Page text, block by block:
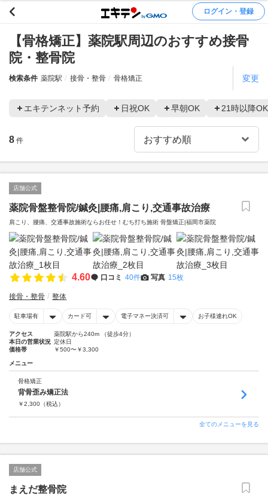
ログイン・登録
【骨格矯正】薬院駅周辺のおすすめ接骨
院・整骨院
検索条件 薬院駅 接骨・整骨 骨格矯正 変更
エキテンネット予約 日祝OK 早朝OK 21時以降OK
8 件
店舗公式
薬院骨盤整骨院/鍼灸|腰痛,肩こり,交通事故治療
肩こり、腰痛、交通事故施術ならお任せ！むち打ち施術 骨盤矯正|福岡市薬院
4.60 口コミ 40件 写真 15枚
接骨・整骨 整体
駐車場有 カード可 電子マネー決済可 お子様連れOK
アクセス
薬院駅から240m （徒歩4分）
本日の営業状況 定休日
価格帯
￥500〜￥3,300
メニュー
骨格矯正
背骨歪み矯正法
￥2,300 （税込）
全てのメニューを見る
店舗公式
まえだ整骨院